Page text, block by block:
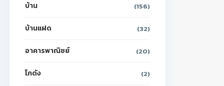
บ้าน (156)
บ้านแฝด (32)
อาคารพาณิชย์ (20)
โกดัง (2)